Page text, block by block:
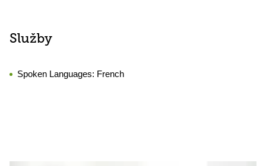
Služby
Spoken Languages: French